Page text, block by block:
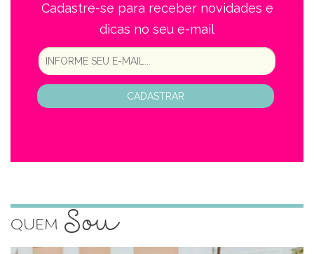
Cadastre-se para receber novidades e
dicas no seu e-mail
CADASTRAR
Quem Sou